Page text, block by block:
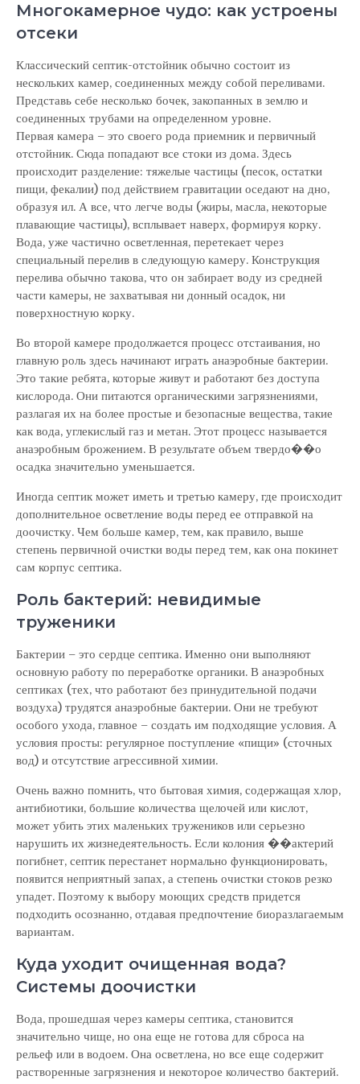
Многокамерное чудо: как устроены
отсеки
Классический септик-отстойник обычно состоит из
нескольких камер, соединенных между собой переливами.
Представь себе несколько бочек, закопанных в землю и
соединенных трубами на определенном уровне.
Первая камера – это своего рода приемник и первичный
отстойник. Сюда попадают все стоки из дома. Здесь
происходит разделение: тяжелые частицы (песок, остатки
пищи, фекалии) под действием гравитации оседают на дно,
образуя ил. А все, что легче воды (жиры, масла, некоторые
плавающие частицы), всплывает наверх, формируя корку.
Вода, уже частично осветленная, перетекает через
специальный перелив в следующую камеру. Конструкция
перелива обычно такова, что он забирает воду из средней
части камеры, не захватывая ни донный осадок, ни
поверхностную корку.
Во второй камере продолжается процесс отстаивания, но
главную роль здесь начинают играть анаэробные бактерии.
Это такие ребята, которые живут и работают без доступа
кислорода. Они питаются органическими загрязнениями,
разлагая их на более простые и безопасные вещества, такие
как вода, углекислый газ и метан. Этот процесс называется
анаэробным брожением. В результате объем твердо��о
осадка значительно уменьшается.
Иногда септик может иметь и третью камеру, где происходит
дополнительное осветление воды перед ее отправкой на
доочистку. Чем больше камер, тем, как правило, выше
степень первичной очистки воды перед тем, как она покинет
сам корпус септика.
Роль бактерий: невидимые
труженики
Бактерии – это сердце септика. Именно они выполняют
основную работу по переработке органики. В анаэробных
септиках (тех, что работают без принудительной подачи
воздуха) трудятся анаэробные бактерии. Они не требуют
особого ухода, главное – создать им подходящие условия. А
условия просты: регулярное поступление «пищи» (сточных
вод) и отсутствие агрессивной химии.
Очень важно помнить, что бытовая химия, содержащая хлор,
антибиотики, большие количества щелочей или кислот,
может убить этих маленьких тружеников или серьезно
нарушить их жизнедеятельность. Если колония ��актерий
погибнет, септик перестанет нормально функционировать,
появится неприятный запах, а степень очистки стоков резко
упадет. Поэтому к выбору моющих средств придется
подходить осознанно, отдавая предпочтение биоразлагаемым
вариантам.
Куда уходит очищенная вода?
Системы доочистки
Вода, прошедшая через камеры септика, становится
значительно чище, но она еще не готова для сброса на
рельеф или в водоем. Она осветлена, но все еще содержит
растворенные загрязнения и некоторое количество бактерий.